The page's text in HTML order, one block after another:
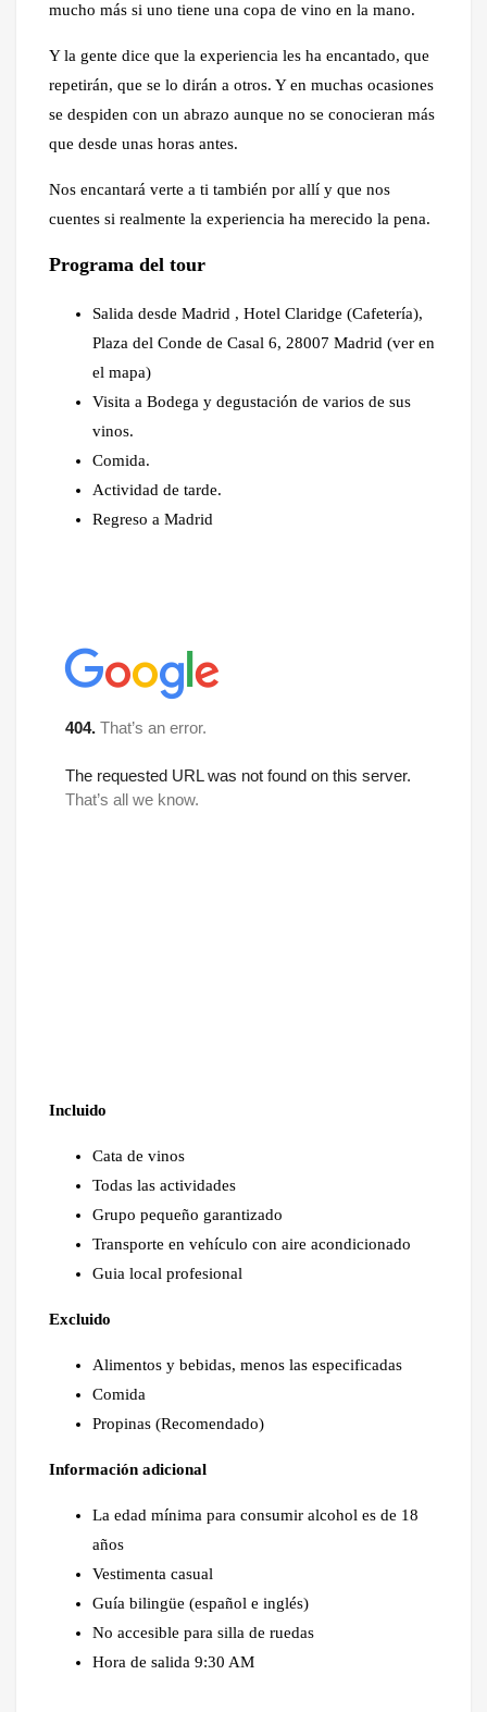
mucho más si uno tiene una copa de vino en la mano.
Y la gente dice que la experiencia les ha encantado, que
repetirán, que se lo dirán a otros. Y en muchas ocasiones
se despiden con un abrazo aunque no se conocieran más
que desde unas horas antes.
Nos encantará verte a ti también por allí y que nos
cuentes si realmente la experiencia ha merecido la pena.
Programa del tour
Salida desde Madrid , Hotel Claridge (Cafetería),
Plaza del Conde de Casal 6, 28007 Madrid (ver en
el mapa)
Visita a Bodega y degustación de varios de sus
vinos.
Comida.
Actividad de tarde.
Regreso a Madrid
Incluido
Cata de vinos
Todas las actividades
Grupo pequeño garantizado
Transporte en vehículo con aire acondicionado
Guia local profesional
Excluido
Alimentos y bebidas, menos las especificadas
Comida
Propinas (Recomendado)
Información adicional
La edad mínima para consumir alcohol es de 18
años
Vestimenta casual
Guía bilingüe (español e inglés)
No accesible para silla de ruedas
Hora de salida 9:30 AM